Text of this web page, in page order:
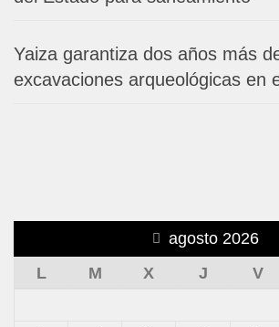
Yaiza garantiza dos años más
excavaciones arqueológicas en
agosto 2026
L
M X J V